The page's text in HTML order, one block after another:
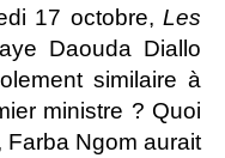
17 octobre, Les
Daouda Diallo
similaire à
ministre ? Quoi
Farba Ngom aurait